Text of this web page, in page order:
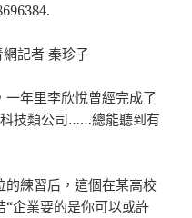
網記者 秦珍子
年里李欣悅曾經完成了
技類公司……總能聽到有
的練習后，這個在某高校
企業要的是你可以或許